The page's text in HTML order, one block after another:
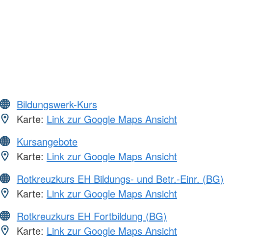
Bildungswerk-Kurs
Karte: Link zur Google Maps Ansicht
Kursangebote
Karte: Link zur Google Maps Ansicht
Rotkreuzkurs EH Bildungs- und Betr.-Einr. (BG)
Karte: Link zur Google Maps Ansicht
Rotkreuzkurs EH Fortbildung (BG)
Karte: Link zur Google Maps Ansicht